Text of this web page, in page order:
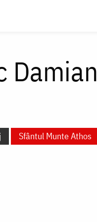
Damian
Sfântul Munte Athos